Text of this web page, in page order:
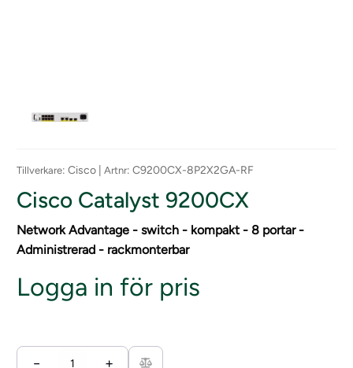
Tillverkare: Cisco | Artnr: C9200CX-8P2X2GA-RF
Cisco Catalyst 9200CX
Network Advantage - switch - kompakt - 8 portar -
Administrerad - rackmonterbar
Logga in för pris
− +